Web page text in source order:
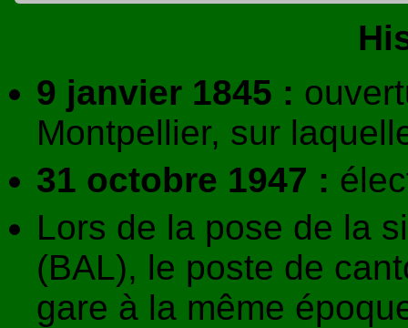
9 janvier 1845 :
Montpellier, sur
31 octobre 1947 :
Lors de la pose de la
(BAL), le poste de
gare à la même